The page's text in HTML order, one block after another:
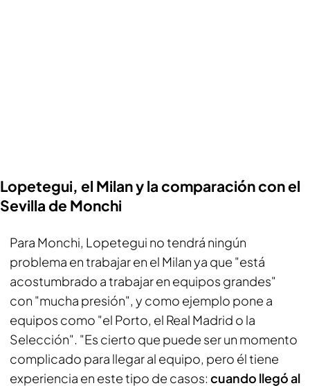
Lopetegui, el Milan y la comparación con el
Sevilla de Monchi
Para Monchi, Lopetegui no tendrá ningún
problema en trabajar en el Milan ya que "está
acostumbrado a trabajar en equipos grandes"
con "mucha presión", y como ejemplo pone a
equipos como "el Porto, el Real Madrid o la
Selección". "Es cierto que puede ser un momento
complicado para llegar al equipo, pero él tiene
experiencia en este tipo de casos: cuando llegó al